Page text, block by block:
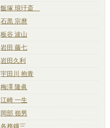
飯塚 琅玕斎
石黒 宗麿
板谷 波山
岩田 藤七
岩田久利
宇田川 抱青
梅澤 隆眞
江崎 一生
岡部 嶺男
各務鑛三